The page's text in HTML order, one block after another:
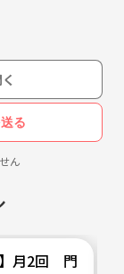
る
ん
】月2回 門前仲